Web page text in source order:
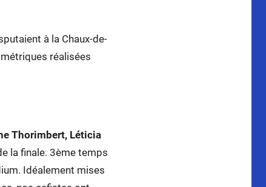
à la Chaux-de-
réalisées
Thorimbert, Léticia
la finale. 3ème temps
Idéalement mises